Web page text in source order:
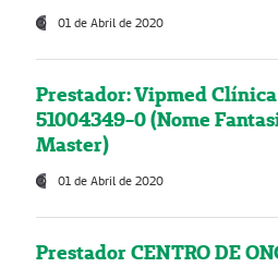
01 de Abril de 2020
Prestador: Vipmed
51004349-0 (Nome
Master)
01 de Abril de 2020
Prestador CENTRO DE